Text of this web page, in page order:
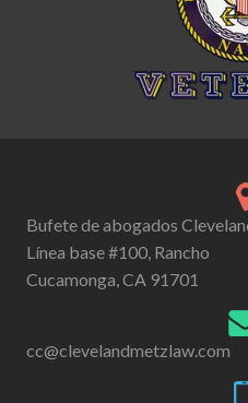
Bufete de abogados
Línea base #100, Rancho
Cucamonga, CA 91701
cc@clevelandmetzlaw.com